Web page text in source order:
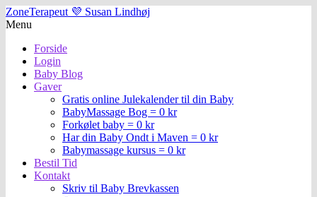
ZoneTerapeut 💜 Susan Lindhøj
Menu
Forside
Login
Baby Blog
Gaver
Gratis online Julekalender til din Baby
BabyMassage Bog = 0 kr
Forkølet baby = 0 kr
Har din Baby Ondt i Maven = 0 kr
Babymassage kursus = 0 kr
Bestil Tid
Kontakt
Skriv til Baby Brevkassen